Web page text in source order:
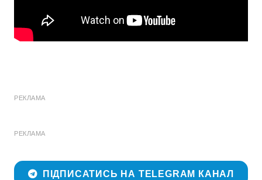
РЕКЛАМА
РЕКЛАМА
ПІДПИСАТИСЬ НА TELEGRAM КАНАЛ